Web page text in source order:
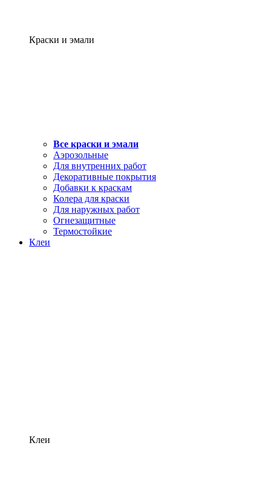
Краски и эмали
Все краски и эмали
Аэрозольные
Для внутренних работ
Декоративные покрытия
Добавки к краскам
Колера для краски
Для наружных работ
Огнезащитные
Термостойкие
Клеи
Клеи